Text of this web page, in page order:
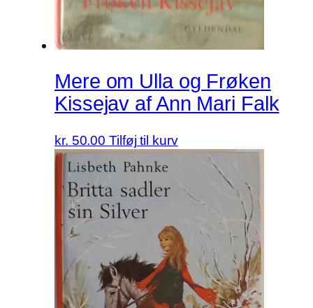
Mere om Ulla og Frøken
Kissejav af Ann Mari Falk
kr. 50.00 Tilføj til kurv